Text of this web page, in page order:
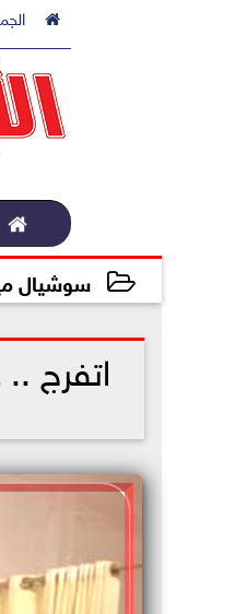
 الجمعة 7

سوشيال
اتفرج